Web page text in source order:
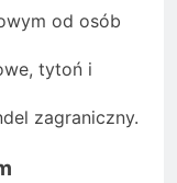
od osób
tytoń i
zagraniczny.